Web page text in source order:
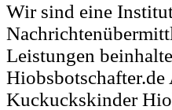
Wir sind eine
Leistungen
Kuckuckskinder